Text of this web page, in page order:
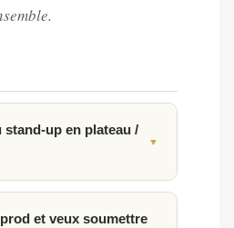
stand-up en plateau /
et veux soumettre